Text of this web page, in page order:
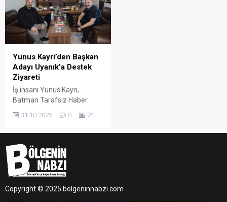
Yunus Kayri’den Başkan
Adayı Uyanık’a Destek
Ziyareti
İş insanı Yunus Kayri,
Batman Tarafsız Haber
gazetenin İmtiyaz Sahibi ve
Adayı Cebrail Uyanık ile bir
araya geldi.
31.10.2025 0 22
Copyright © 2025 bolgeninnabzi.com